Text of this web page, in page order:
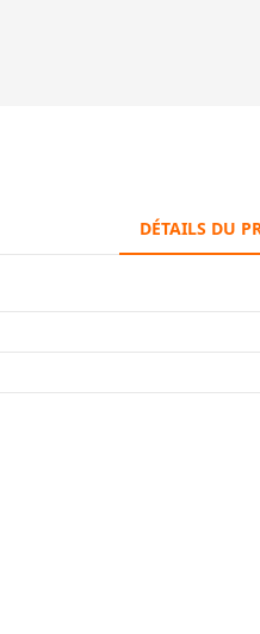
DÉTAILS DU